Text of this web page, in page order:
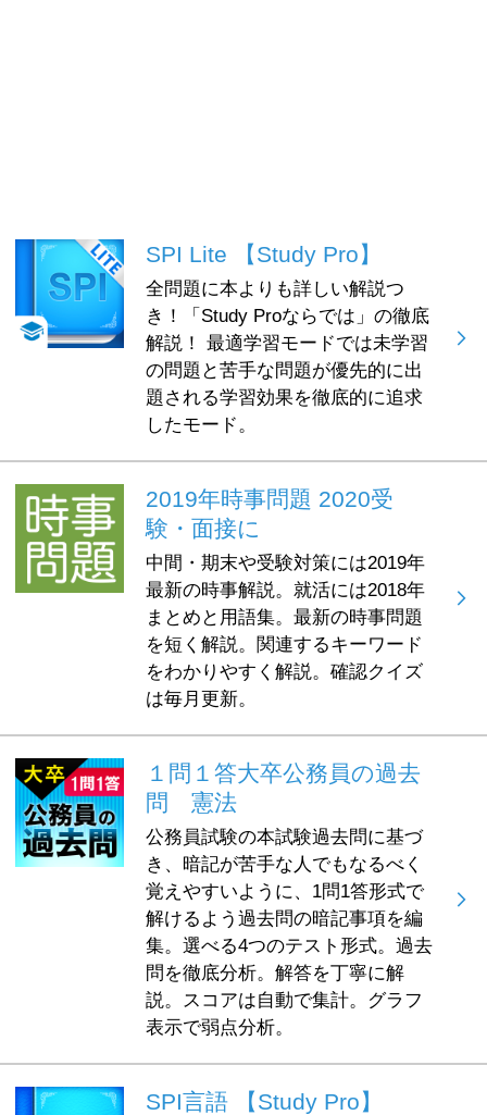
SPI Lite 【Study Pro】
全問題に本よりも詳しい解説つ
き！「Study Proならでは」の徹底
解説！ 最適学習モードでは未学習
の問題と苦手な問題が優先的に出
題される学習効果を徹底的に追求
したモード。
2019年時事問題 2020受
験・面接に
中間・期末や受験対策には2019年
最新の時事解説。就活には2018年
まとめと用語集。最新の時事問題
を短く解説。関連するキーワード
をわかりやすく解説。確認クイズ
は毎月更新。
１問１答大卒公務員の過去
問 憲法
公務員試験の本試験過去問に基づ
き、暗記が苦手な人でもなるべく
覚えやすいように、1問1答形式で
解けるよう過去問の暗記事項を編
集。選べる4つのテスト形式。過去
問を徹底分析。解答を丁寧に解
説。スコアは自動で集計。グラフ
表示で弱点分析。
SPI言語 【Study Pro】